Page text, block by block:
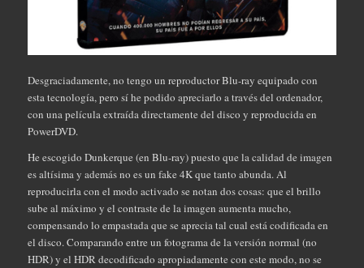
Desgraciadamente, no tengo un reproductor Blu-ray equipado con
esta tecnología, pero sí he podido apreciarlo a través del ordenador,
con una película extraída directamente del disco y reproducida en
PowerDVD.
He escogido Dunkerque (en Blu-ray) puesto que la calidad de imagen
es altísima y además no es un fake 4K que tanto abunda. Al
reproducirla con el modo activado se notan dos cosas: que el brillo
sube al máximo y el contraste de la imagen aumenta mucho,
compensando lo empastada que se aprecia tal cual está codificada en
el disco. Comparando entre un fotograma de la versión normal (no
HDR) y el HDR decodificado apropiadamente con este modo, no se